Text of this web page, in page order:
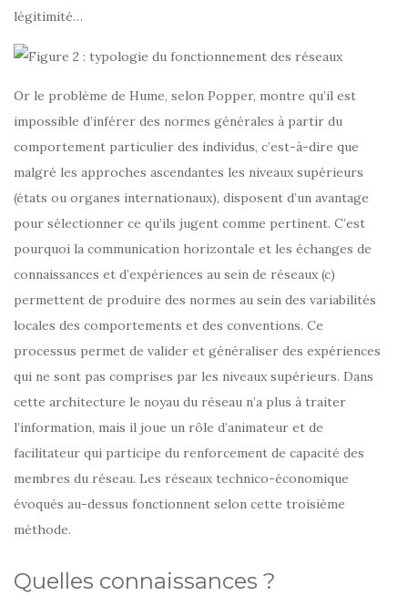
légitimité…
Or le problème de Hume, selon Popper, montre qu’il est
impossible d’inférer des normes générales à partir du
comportement particulier des individus, c’est-à-dire que
malgré les approches ascendantes les niveaux supérieurs
(états ou organes internationaux), disposent d’un avantage
pour sélectionner ce qu’ils jugent comme pertinent. C’est
pourquoi la communication horizontale et les échanges de
connaissances et d’expériences au sein de réseaux (c)
permettent de produire des normes au sein des variabilités
locales des comportements et des conventions. Ce
processus permet de valider et généraliser des expériences
qui ne sont pas comprises par les niveaux supérieurs. Dans
cette architecture le noyau du réseau n’a plus à traiter
l’information, mais il joue un rôle d’animateur et de
facilitateur qui participe du renforcement de capacité des
membres du réseau. Les réseaux technico-économique
évoqués au-dessus fonctionnent selon cette troisième
méthode.
Quelles connaissances ?